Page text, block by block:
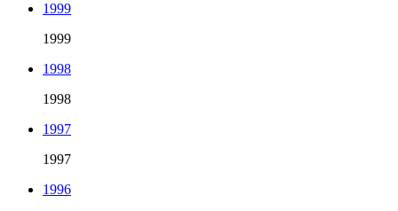
1999
1999
1998
1998
1997
1997
1996